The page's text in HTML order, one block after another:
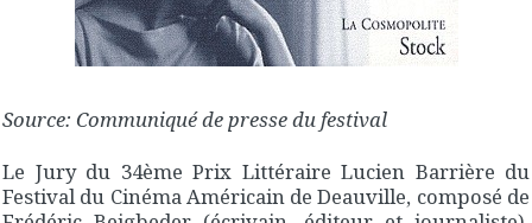
Source: Communiqué de presse du festival
Le Jury du 34ème Prix Littéraire Lucien Barrière du
Festival du Cinéma Américain de Deauville, composé de